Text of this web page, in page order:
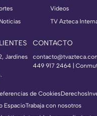
Videos
TV Azteca
Jardines
CONTACTO
449 917 2464 |
de CookiesDerechos
EspacioTrabaja con nosotros